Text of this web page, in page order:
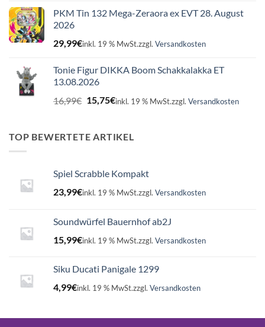
PKM Tin 132 Mega-Zeraora ex EVT 28. August
2026
29,99€inkl. 19 % MwSt.zzgl. Versandkosten
Tonie Figur DIKKA Boom Schakkalakka ET
13.08.2026
16,99€ Ursprünglicher
16,99€
15,75€Aktueller
15,75€.
inkl. 19 % MwSt.zzgl. Versandkosten
TOP BEWERTETE ARTIKEL
Spiel Scrabble Kompakt
23,99€inkl. 19 % MwSt.zzgl. Versandkosten
Soundwürfel Bauernhof ab2J
15,99€inkl. 19 % MwSt.zzgl. Versandkosten
Siku Ducati Panigale 1299
4,99€inkl. 19 % MwSt.zzgl. Versandkosten